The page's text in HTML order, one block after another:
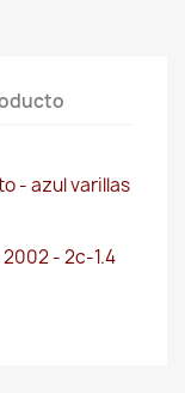
- azul varillas
- 2c-1.4